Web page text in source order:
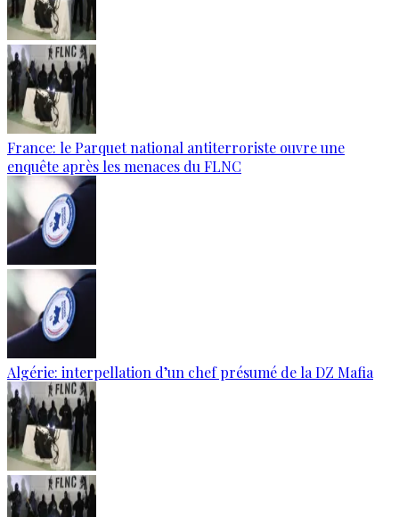
France: le Parquet national antiterroriste ouvre une
enquête après les menaces du FLNC
Algérie: interpellation d’un chef présumé de la DZ Mafia